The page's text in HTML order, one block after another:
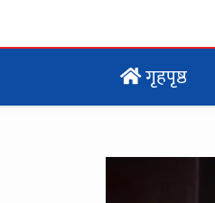
गृहपृष्ठ